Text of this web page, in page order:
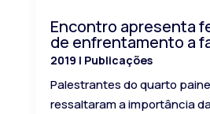
Encontro apresenta
de enfrentamento a
2019 | Publicações
Palestrantes do quarto
ressaltaram a importância